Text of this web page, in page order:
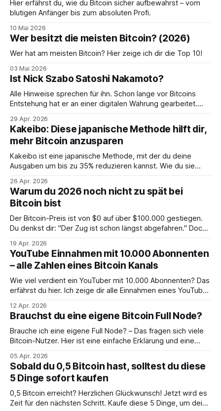
Hier erfährst du, wie du Bitcoin sicher aufbewahrst – vom
blutigen Anfänger bis zum absoluten Profi.
10 Mai 2026
Wer besitzt die meisten Bitcoin? (2026)
Wer hat am meisten Bitcoin? Hier zeige ich dir die Top 10!
03 Mai 2026
Ist Nick Szabo Satoshi Nakamoto?
Alle Hinweise sprechen für ihn. Schon lange vor Bitcoins
Entstehung hat er an einer digitalen Währung gearbeitet.
29 Apr. 2026
Kakeibo: Diese japanische Methode hilft dir,
mehr Bitcoin anzusparen
Kakeibo ist eine japanische Methode, mit der du deine
Ausgaben um bis zu 35% reduzieren kannst. Wie du sie
hier.
26 Apr. 2026
Warum du 2026 noch nicht zu spät bei
Bitcoin bist
Der Bitcoin-Preis ist von $0 auf über $100.000 gestiegen.
Du denkst dir: "Der Zug ist schon längst abgefahren." Doch
19 Apr. 2026
YouTube Einnahmen mit 10.000 Abonnenten
– alle Zahlen eines Bitcoin Kanals
Wie viel verdient ein YouTuber mit 10.000 Abonnenten? Das
erfährst du hier. Ich zeige dir alle Einnahmen eines YouTube
12 Apr. 2026
Brauchst du eine eigene Bitcoin Full Node?
Brauche ich eine eigene Full Node? – Das fragen sich viele
Bitcoin-Nutzer. Hier ist eine einfache Erklärung und eine
05 Apr. 2026
Sobald du 0,5 Bitcoin hast, solltest du diese
5 Dinge sofort kaufen
0,5 Bitcoin erreicht? Herzlichen Glückwunsch! Jetzt wird es
Zeit für den nächsten Schritt. Kaufe diese 5 Dinge, um dein